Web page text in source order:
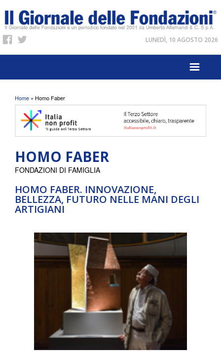
LUNEDÌ, 10 AGOSTO 2026
Tu sei qui
Home » Homo Faber
HOMO FABER
HOMO FABER. INNOVAZIONE,
BELLEZZA, FUTURO NELLE MANI DEGLI
ARTIGIANI
FONDAZIONI DI FAMIGLIA